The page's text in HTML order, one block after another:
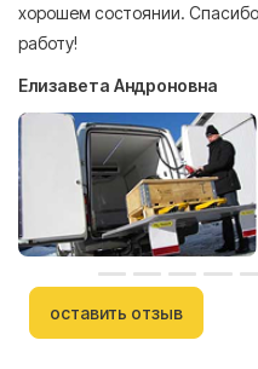
хорошем состоянии.
работу!
Елизавета Андроновна
оставить отзыв